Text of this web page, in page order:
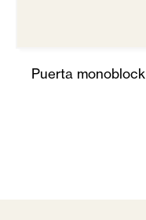
Puerta